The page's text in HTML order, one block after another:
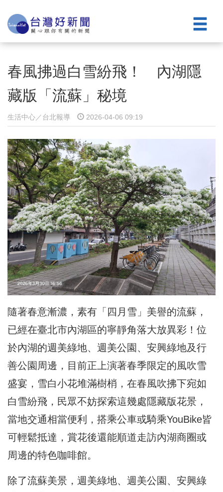
春風拂過白雪紛飛！ 內湖隱
藏版「流蘇」秘境
生活中心／台北報導 2026-04-06 09:19
隨著春意漸濃，素有「四月雪」美譽的流蘇，
已經在臺北市內湖區的寧靜角落大放異彩！位
於內湖的週美綠地、週美公園、安興綠地及行
善公園周邊，目前正上演著春季限定的風吹雪
盛宴，雪白小花堆滿樹梢，在春風吹拂下宛如
白雪紛飛，民眾不妨探索這幾處隱藏版花景，
當地交通相當便利，搭乘公車或騎乘YouBike皆
可輕鬆抵達，賞花後還能順道走訪內湖商圈或
周邊的特色咖啡館。
除了流蘇美景，週美綠地、週美公園、安興綠